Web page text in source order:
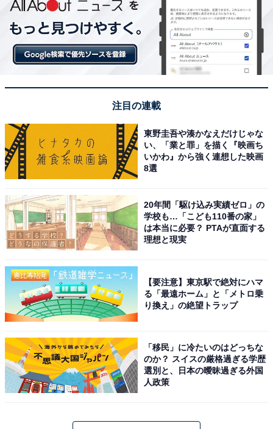
注目の連載
東野圭吾や湊かなえだけじゃな
い、「業と罪」を描く『映画ち
いかわ』から強く連想した映画
8選
20年間「駆け込み実績ゼロ」の
学校も…「こども110番の家」
は本当に必要？ PTAが直面する
理想と現実
【要注意】東京駅で絶対にハマ
る「最遠ホーム」と「メトロ乗
り換え」の絶望トラップ
「移民」に冷たいのはどっちな
のか？ スイスの厳格過ぎる学歴
選別と、日本の曖昧過ぎる外国
人政策